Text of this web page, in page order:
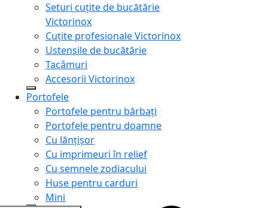
Seturi cuțite de bucătărie
Victorinox
Cuțite profesionale Victorinox
Ustensile de bucătărie
Tacâmuri
Accesorii Victorinox
Portofele
Portofele pentru bărbați
Portofele pentru doamne
Cu lănțișor
Cu imprimeuri în relief
Cu semnele zodiacului
Huse pentru carduri
Mini